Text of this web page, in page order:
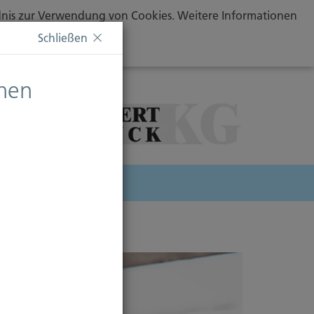
zur Verwendung von Cookies. Weitere Informationen
Schließen